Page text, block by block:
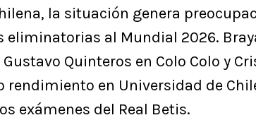
la situación genera
eliminatorias al Mundial 2026.
Quinteros en Colo Colo y
rendimiento en Universidad de
exámenes del Real Betis.